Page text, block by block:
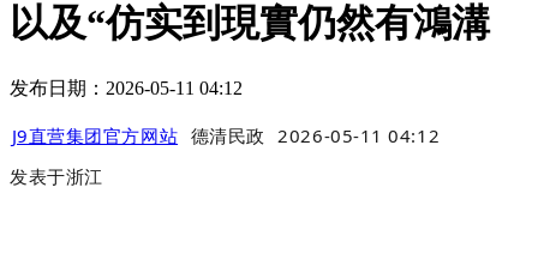
以及“仿实到現實仍然有鴻溝
发布日期：2026-05-11 04:12
J9直营集团官方网站 德清民政
2026-05-11 04:12
发表于浙江